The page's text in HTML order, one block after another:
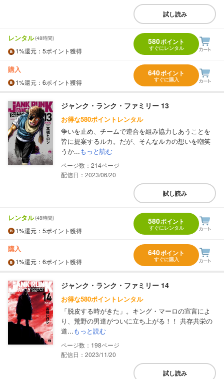
試し読み
レンタル(48時間)
1%還元 ：5ポイント獲得
580ポイント
すぐにレンタル
購入
1%還元 ：6ポイント獲得
640ポイント
すぐに購入
ジャンク・ランク・ファミリー 13
お得な580ポイントレンタル
争いを止め、チームで連合を組み協力しあうことを
皆に提案するルカ。だが、そんなルカの想いを嘲笑
うか...もっと読む
214
配信日：2023/06/20
試し読み
レンタル(48時間)
1%還元 ：5ポイント獲得
580ポイント
すぐにレンタル
購入
1%還元 ：6ポイント獲得
640ポイント
すぐに購入
ジャンク・ランク・ファミリー 14
お得な580ポイントレンタル
「脱皮する時がきた」。キング・マーロの宣言によ
り、荒野の男達がついに立ち上がる！！ 共存共栄の
道...もっと読む
198
配信日：2023/11/20
試し読み